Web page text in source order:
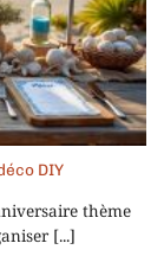
DIY
thème
[...]